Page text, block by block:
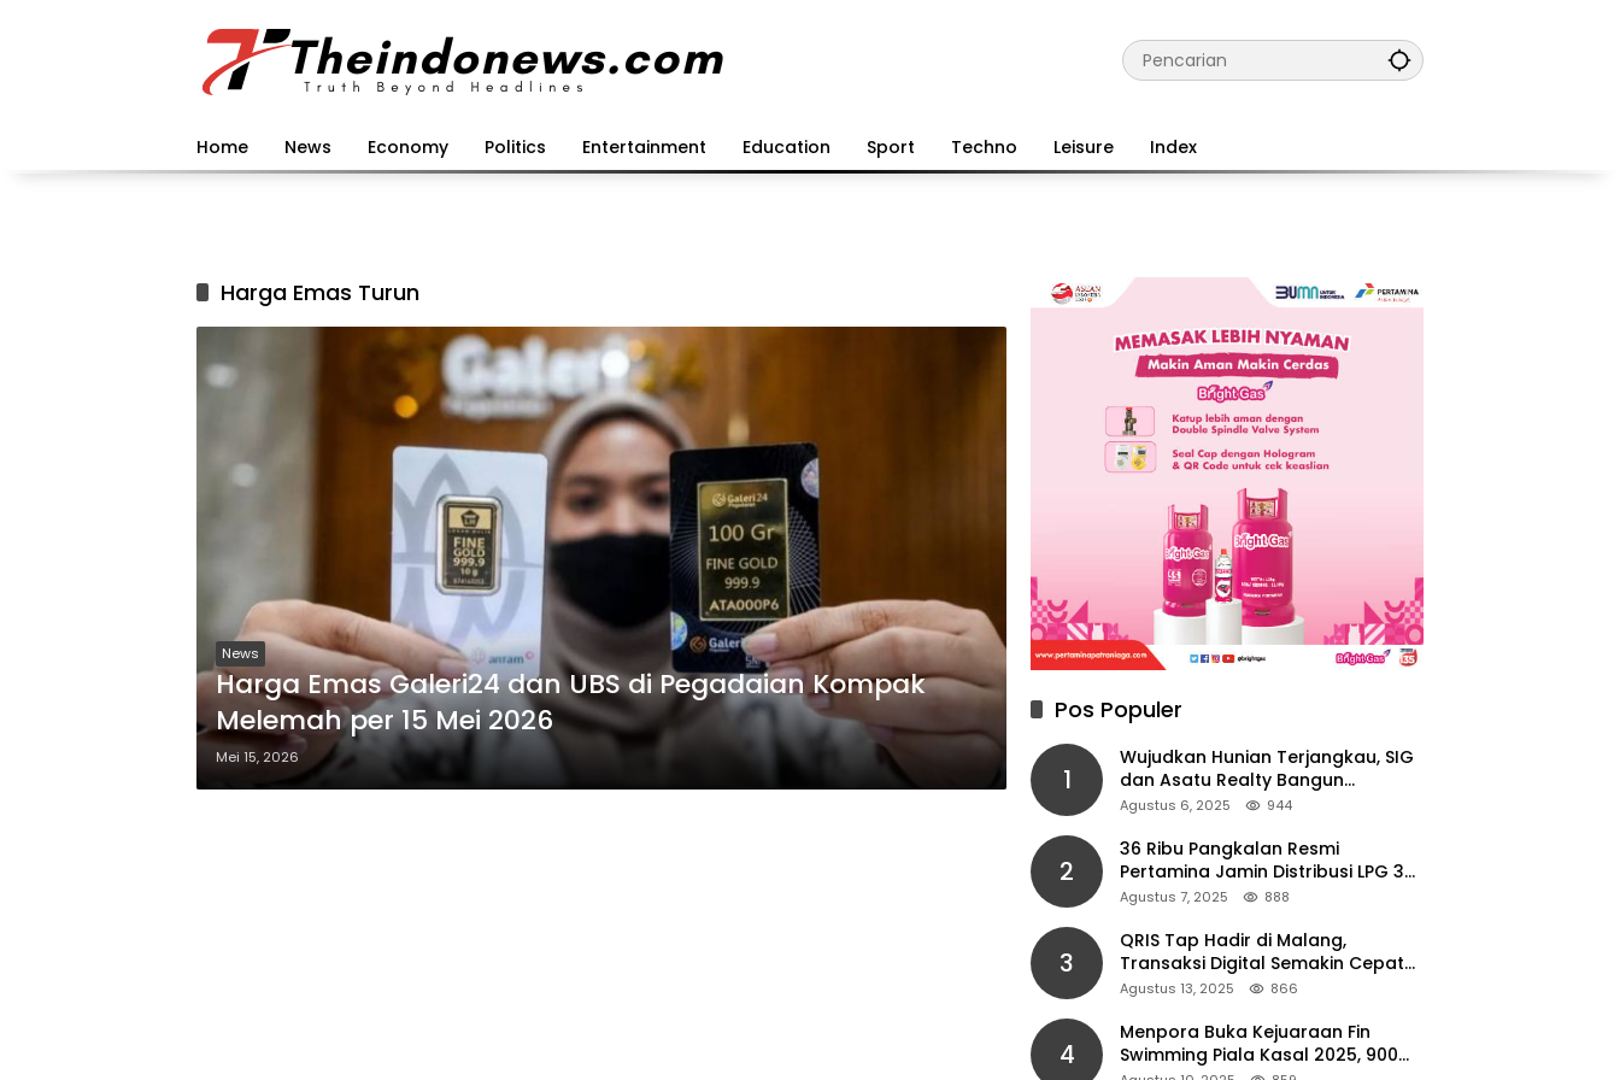
Home News Economy Politics Entertainment Education Sport Techno Leisure Index
Harga Emas Turun
News
Harga Emas Galeri24 dan UBS di Pegadaian Kompak
Melemah per 15 Mei 2026
Mei 15, 2026
Pos Populer
1
Wujudkan Hunian Terjangkau, SIG
dan Asatu Realty Bangun
Perumahan di Cianjur
Agustus 6, 2025 944
2
36 Ribu Pangkalan Resmi
Pertamina Jamin Distribusi LPG 3
Kg Aman di Jawa Timur
Agustus 7, 2025 888
3
QRIS Tap Hadir di Malang,
Transaksi Digital Semakin Cepat
dan Mudah dengan Teknologi NFC
Agustus 13, 2025 866
4
Menpora Buka Kejuaraan Fin
Swimming Piala Kasal 2025, 900